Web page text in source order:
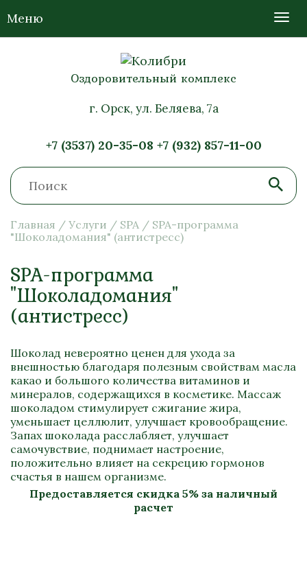
Оздоровительный комплекс
г. Орск, ул. Беляева, 7а
+7 (3537) 20-35-08 +7 (932) 857-11-00
Меню
Главная / Услуги / SPA / SPA-программа
"Шоколадомания" (антистресс)
SPA-программа
"Шоколадомания"
(антистресс)
Шоколад невероятно ценен для ухода за
внешностью благодаря полезным свойствам масла
какао и большого количества вита­минов и
минералов, содержащихся в косметике. Массаж
шокола­дом стимулирует сжигание жира,
уменьшает целлюлит, улуч­шает кровообращение.
Запах шоколада расслабляет, улуч­шает
самочувствие, поднимает настроение,
положитель­но влияет на секрецию гормонов
счастья в нашем организме.
Предоставляется скидка 5% за наличный
расчет